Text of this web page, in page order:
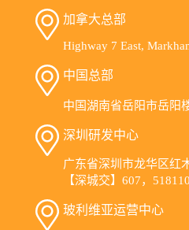
加拿大总部
Highway 7 East,
中国总部
中国湖南省岳阳市岳阳
深圳研发中心
广东省深圳市龙华区红
【深城交】607，518110
玻利维亚运营中心